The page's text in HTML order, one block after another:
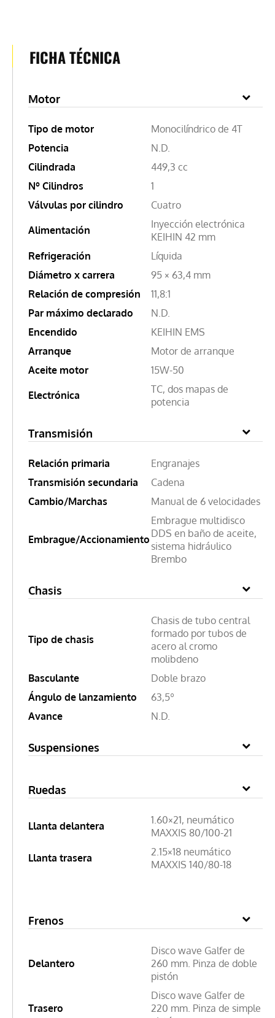
FICHA TÉCNICA
Motor
Tipo de motor
Monocilíndrico de 4T
Potencia
N.D.
Cilindrada
449,3 cc
Nº Cilindros
1
Válvulas por cilindro
Cuatro
Alimentación
Inyección electrónica
KEIHIN 42 mm
Refrigeración
Líquida
Diámetro x carrera
95 × 63,4 mm
Relación de compresión
11,8:1
Par máximo declarado
N.D.
Encendido
KEIHIN EMS
Arranque
Motor de arranque
Aceite motor
15W-50
Electrónica
TC, dos mapas de
potencia
Transmisión
Relación primaria
Engranajes
Transmisión secundaria
Cadena
Cambio/Marchas
Manual de 6 velocidades
Embrague/Accionamiento
Embrague multidisco
DDS en baño de aceite,
sistema hidráulico
Brembo
Chasis
Tipo de chasis
Chasis de tubo central
formado por tubos de
acero al cromo
molibdeno
Basculante
Doble brazo
Ángulo de lanzamiento
63,5º
Avance
N.D.
Suspensiones
Ruedas
Llanta delantera
1.60×21, neumático
MAXXIS 80/100-21
Llanta trasera
2.15×18 neumático
MAXXIS 140/80-18
Frenos
Delantero
Disco wave Galfer de
260 mm. Pinza de doble
pistón
Trasero
Disco wave Galfer de
220 mm. Pinza de simple